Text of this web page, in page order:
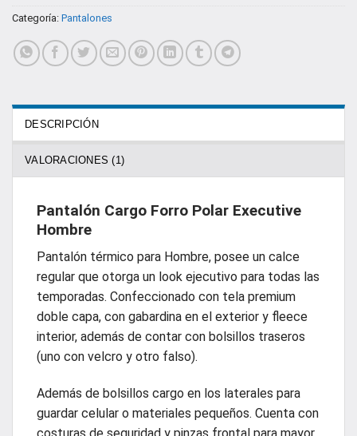
Categoría: Pantalones
DESCRIPCIÓN
VALORACIONES (1)
Pantalón Cargo Forro Polar Executive
Hombre
Pantalón térmico para Hombre, posee un calce
regular que otorga un look ejecutivo para todas las
temporadas. Confeccionado con tela premium
doble capa, con gabardina en el exterior y fleece
interior, además de contar con bolsillos traseros
(uno con velcro y otro falso).
Además de bolsillos cargo en los laterales para
guardar celular o materiales pequeños. Cuenta con